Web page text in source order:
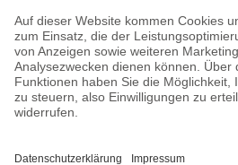
Info zu Elektro- u.
Informationen zur Echtheit von